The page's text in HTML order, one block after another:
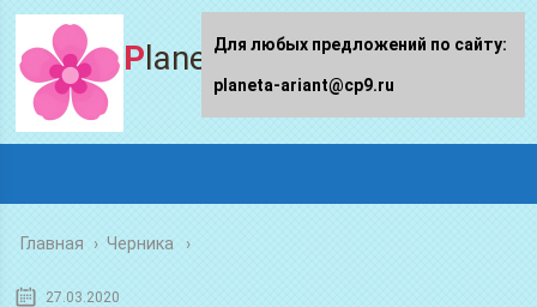
Planeta-ariant
Главная › Черника
27.03.2020
Для любых предложений по сайту:
planeta-ariant@cp9.ru